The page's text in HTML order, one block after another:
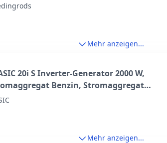
Mehr anzeigen...
20i S Inverter-Generator 2000 W,
Benzin, Stromaggregat
Sinuswelle, Stromerzeuger mit
Mehr anzeigen...